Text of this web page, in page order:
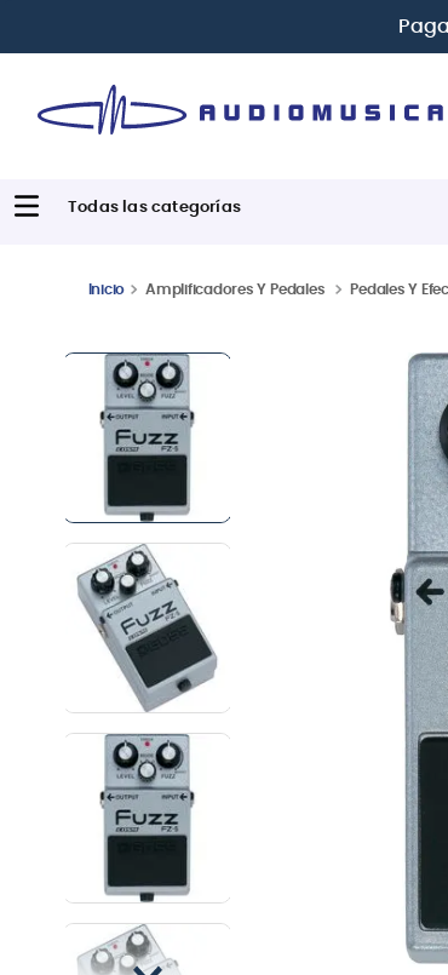
Amplificadores Y Pedales Pedales Y